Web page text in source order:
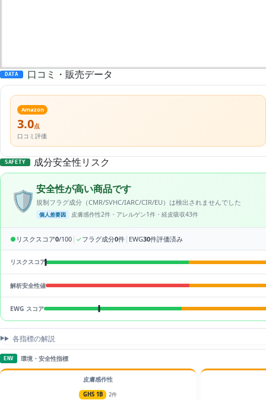
DATA 口コミ・販売データ
Amazon
3.0点
口コミ評価
SAFETY 成分安全性リスク
🛡️安全性が高い商品です
規制フラグ成分（CMR/SVHC/IARC/CIR/EU）は検出されませんでした
個人差要因 皮膚感作性2件・アレルゲン1件・経皮吸収43件
● リスクスコア0/100 | ✓フラグ成分0件 | EWG30件評価済み
リスクスコア
解析安全性値
EWG スコア
各指標の解説
ENV 環境・安全性指標
皮膚感作性
GHS 1B
2件